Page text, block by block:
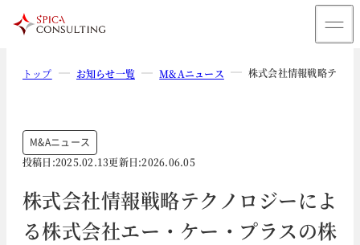
トップ お知らせ一覧 M&Aニュース 株式会社情報戦略テク
M&Aニュース
投稿日:2025.02.13更新日:2026.06.05
株式会社情報戦略テクノロジーによ
る株式会社エー・ケー・プラスの株